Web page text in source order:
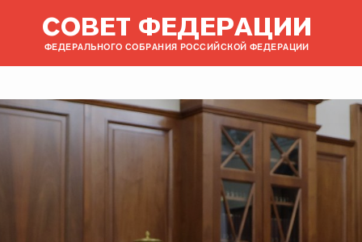
СОВЕТ ФЕДЕРАЦИИ
ФЕДЕРАЛЬНОГО СОБРАНИЯ РОССИЙСКОЙ ФЕДЕРАЦИИ